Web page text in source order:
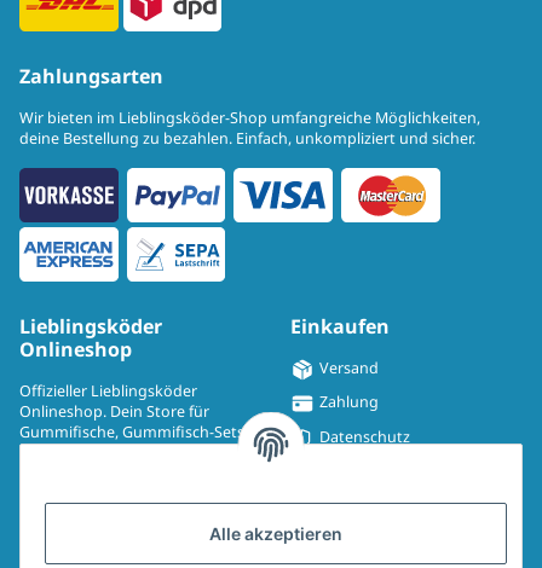
Alle akzeptieren
Zahlungsarten
Wir bieten im Lieblingsköder-Shop umfangreiche Möglichkeiten,
deine Bestellung zu bezahlen. Einfach, unkompliziert und sicher.
Lieblingsköder
Onlineshop
Offizieller Lieblingsköder
Onlineshop. Dein Store für
Gummifische, Gummifisch-Sets,
Einkaufen
Versand
Zahlung
Datenschutz
Widerrufsrecht
AGB